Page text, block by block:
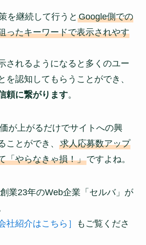
を継続して行うと Google側での
ったキーワードで表示されやす
されるようになると多くのユー
を認知してもらうことができ、
頼に繋がります。
が上がるだけでサイトへの興
ことができ、 求人応募数アップ
「やらなきゃ損！」ですよね。
業23年のWeb企業「セルバ」が
社紹介はこちら］
もご覧くださ